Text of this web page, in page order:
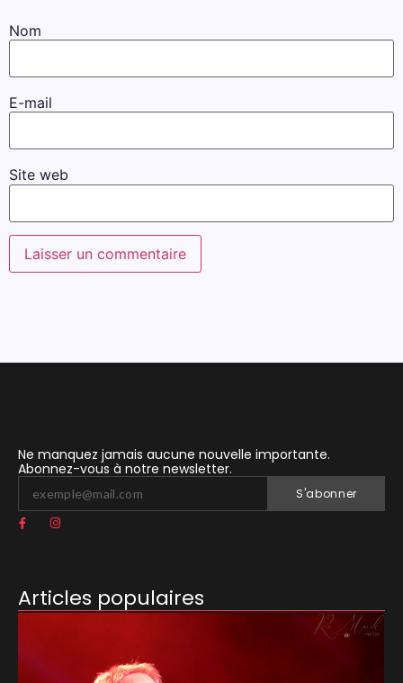
Nom
E-mail
Site web
Ne manquez jamais aucune nouvelle importante.
Abonnez-vous à notre newsletter.
S'abonner
Articles populaires